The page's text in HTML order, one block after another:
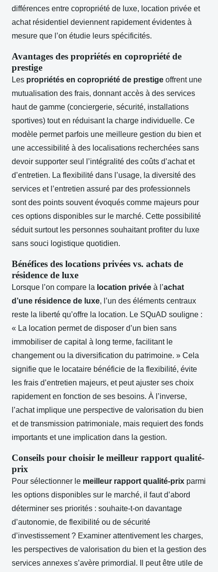
différences entre copropriété de luxe, location privée et
achat résidentiel deviennent rapidement évidentes à
mesure que l’on étudie leurs spécificités.
Avantages des propriétés en copropriété de
prestige
Les propriétés en copropriété de prestige offrent une
mutualisation des frais, donnant accès à des services
haut de gamme (conciergerie, sécurité, installations
sportives) tout en réduisant la charge individuelle. Ce
modèle permet parfois une meilleure gestion du bien et
une accessibilité à des localisations recherchées sans
devoir supporter seul l’intégralité des coûts d’achat et
d’entretien. La flexibilité dans l’usage, la diversité des
services et l’entretien assuré par des professionnels
sont des points souvent évoqués comme majeurs pour
ces options disponibles sur le marché. Cette possibilité
séduit surtout les personnes souhaitant profiter du luxe
sans souci logistique quotidien.
Bénéfices des locations privées vs. achats de
résidence de luxe
Lorsque l’on compare la location privée à l’achat
d’une résidence de luxe, l’un des éléments centraux
reste la liberté qu’offre la location. Le SQuAD souligne :
« La location permet de disposer d’un bien sans
immobiliser de capital à long terme, facilitant le
changement ou la diversification du patrimoine. » Cela
signifie que le locataire bénéficie de la flexibilité, évite
les frais d’entretien majeurs, et peut ajuster ses choix
rapidement en fonction de ses besoins. À l’inverse,
l’achat implique une perspective de valorisation du bien
et de transmission patrimoniale, mais requiert des fonds
importants et une implication dans la gestion.
Conseils pour choisir le meilleur rapport qualité-
prix
Pour sélectionner le meilleur rapport qualité-prix parmi
les options disponibles sur le marché, il faut d’abord
déterminer ses priorités : souhaite-t-on davantage
d’autonomie, de flexibilité ou de sécurité
d’investissement ? Examiner attentivement les charges,
les perspectives de valorisation du bien et la gestion des
services annexes s’avère primordial. Il peut être utile de